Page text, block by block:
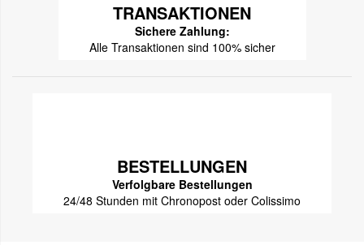
TRANSAKTIONEN
Sichere Zahlung:
Alle Transaktionen sind 100% sicher
BESTELLUNGEN
Verfolgbare Bestellungen
24/48 Stunden mit Chronopost oder Colissimo